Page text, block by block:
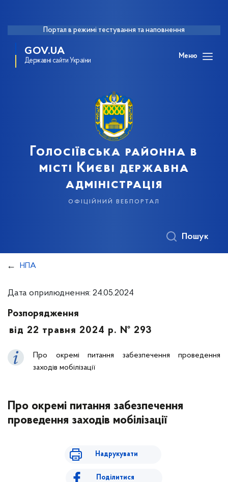
Портал в режимі тестування та наповнення
GOV.UA
Державні сайти України
Меню
Голосіївська районна в
місті Києві державна
адміністрація
офіційний вебпортал
Пошук
НПА
Дата оприлюднення: 24.05.2024
Розпорядження
від 22 травня 2024 р. № 293
Про окремі питання забезпечення проведення
заходів мобілізації
Про окремі питання забезпечення
проведення заходів мобілізації
Надрукувати
Поділитися